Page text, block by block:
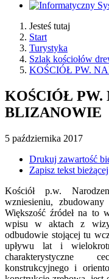
Jesteś tutaj
Start
Turystyka
Szlak kościołów
KOŚCIÓŁ PW.
KOŚCIÓŁ PW.
BLIZANOWIE
5 października 2017
Drukuj zawartość
Zapisz tekst
Kościół p.w.
wzniesieniu,
Większość źródeł na to
wpisu w aktach z
odbudowie stojącej tu
upływu lat i
charakterystyczne
konstrukcyjnego i